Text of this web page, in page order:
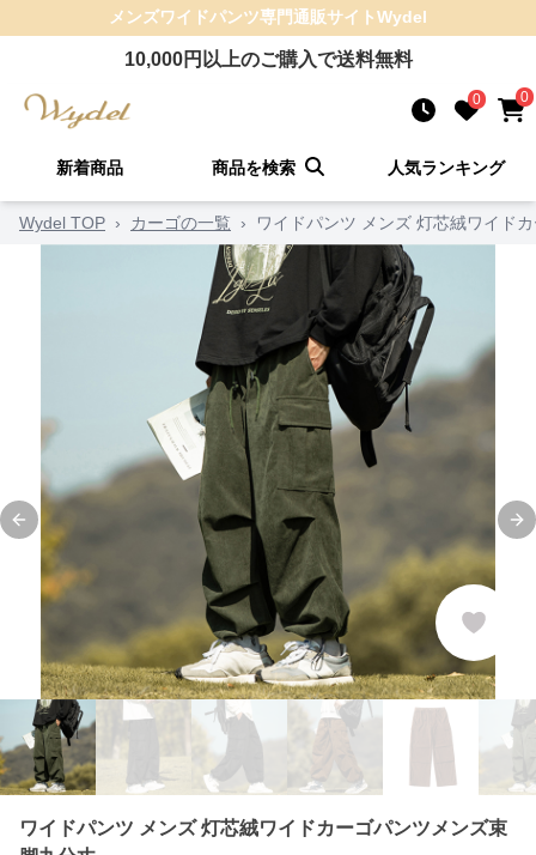
メンズワイドパンツ専門通販サイトWydel
10,000円以上のご購入で送料無料
0 0
新着商品 商品を検索 人気ランキング
Wydel TOP › カーゴの一覧 › ワイドパンツ メンズ 灯芯絨ワイド
Previous slide
ワイドパンツ メンズ 灯芯絨ワイドカーゴパンツメンズ束